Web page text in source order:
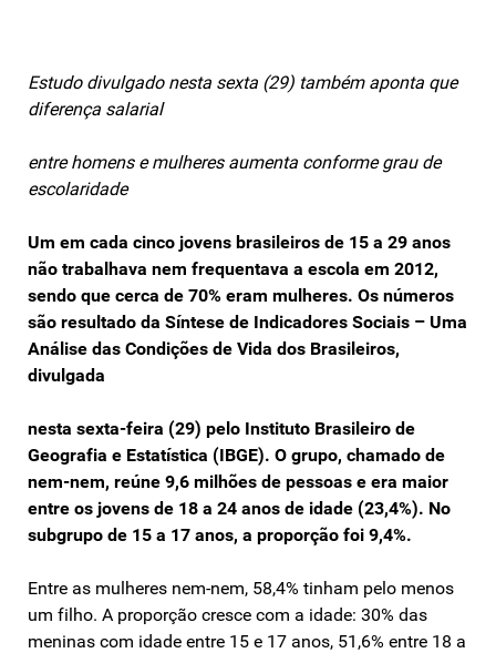
Estudo divulgado nesta sexta (29) também aponta que
diferença salarial
entre homens e mulheres aumenta conforme grau de
escolaridade
Um em cada cinco jovens brasileiros de 15 a 29 anos
não trabalhava nem frequentava a escola em 2012,
sendo que cerca de 70% eram mulheres. Os números
são resultado da Síntese de Indicadores Sociais – Uma
Análise das Condições de Vida dos Brasileiros,
divulgada
nesta sexta-feira (29) pelo Instituto Brasileiro de
Geografia e Estatística (IBGE). O grupo, chamado de
nem-nem, reúne 9,6 milhões de pessoas e era maior
entre os jovens de 18 a 24 anos de idade (23,4%). No
subgrupo de 15 a 17 anos, a proporção foi 9,4%.
Entre as mulheres nem-nem, 58,4% tinham pelo menos
um filho. A proporção cresce com a idade: 30% das
meninas com idade entre 15 e 17 anos, 51,6% entre 18 a